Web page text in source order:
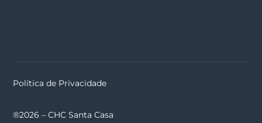
Política de Privacidade
®2026 – CHC Santa Casa